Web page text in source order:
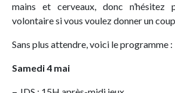
mains et cerveaux, donc
volontaire si vous voulez donner un
Sans plus attendre, voici le programme :
Samedi 4 mai